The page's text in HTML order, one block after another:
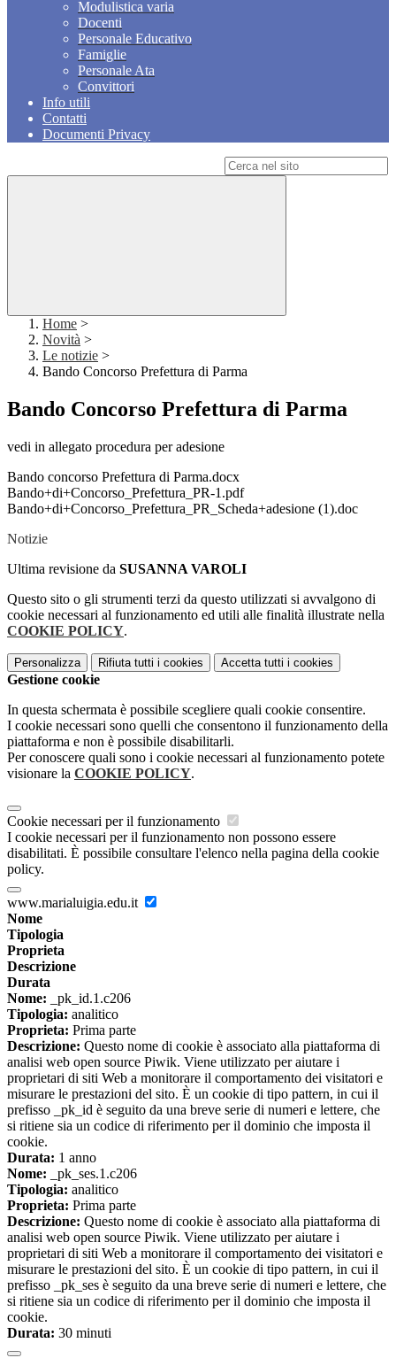
Modulistica varia
Docenti
Personale Educativo
Famiglie
Personale Ata
Convittori
Info utili
Contatti
Documenti Privacy
Home >
Novità >
Le notizie >
Bando Concorso Prefettura di Parma
Bando Concorso Prefettura di Parma
vedi in allegato procedura per adesione
Bando concorso Prefettura di Parma.docx
Bando+di+Concorso_Prefettura_PR-1.pdf
Bando+di+Concorso_Prefettura_PR_Scheda+adesione (1).doc
Notizie
Ultima revisione da SUSANNA VAROLI
Questo sito o gli strumenti terzi da questo utilizzati si avvalgono di
cookie necessari al funzionamento ed utili alle finalità illustrate nella
COOKIE POLICY.
Personalizza Rifiuta tutti i cookies Accetta tutti i cookies
Gestione cookie
In questa schermata è possibile scegliere quali cookie consentire.
I cookie necessari sono quelli che consentono il funzionamento della
piattaforma e non è possibile disabilitarli.
Per conoscere quali sono i cookie necessari al funzionamento potete
visionare la COOKIE POLICY.
Cookie necessari per il funzionamento
I cookie necessari per il funzionamento non possono essere
disabilitati. È possibile consultare l'elenco nella pagina della cookie
policy.
www.marialuigia.edu.it
Nome
Tipologia
Proprieta
Descrizione
Durata
Nome: _pk_id.1.c206
Tipologia: analitico
Proprieta: Prima parte
Descrizione: Questo nome di cookie è associato alla piattaforma di
analisi web open source Piwik. Viene utilizzato per aiutare i
proprietari di siti Web a monitorare il comportamento dei visitatori e
misurare le prestazioni del sito. È un cookie di tipo pattern, in cui il
prefisso _pk_id è seguito da una breve serie di numeri e lettere, che
si ritiene sia un codice di riferimento per il dominio che imposta il
cookie.
Durata: 1 anno
Nome: _pk_ses.1.c206
Tipologia: analitico
Proprieta: Prima parte
Descrizione: Questo nome di cookie è associato alla piattaforma di
analisi web open source Piwik. Viene utilizzato per aiutare i
proprietari di siti Web a monitorare il comportamento dei visitatori e
misurare le prestazioni del sito. È un cookie di tipo pattern, in cui il
prefisso _pk_ses è seguito da una breve serie di numeri e lettere, che
si ritiene sia un codice di riferimento per il dominio che imposta il
cookie.
Durata: 30 minuti